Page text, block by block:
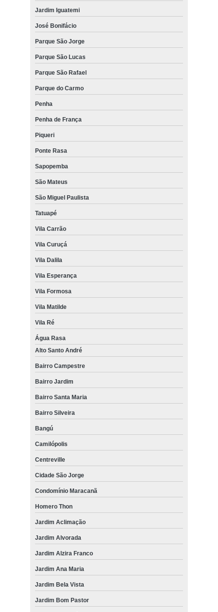
Jardim Iguatemi
José Bonifácio
Parque São Jorge
Parque São Lucas
Parque São Rafael
Parque do Carmo
Penha
Penha de França
Piqueri
Ponte Rasa
Sapopemba
São Mateus
São Miguel Paulista
Tatuapé
Vila Carrão
Vila Curuçá
Vila Dalila
Vila Esperança
Vila Formosa
Vila Matilde
Vila Ré
Água Rasa
Alto Santo André
Bairro Campestre
Bairro Jardim
Bairro Santa Maria
Bairro Silveira
Bangú
Camilópolis
Centreville
Cidade São Jorge
Condomínio Maracanã
Homero Thon
Jardim Aclimação
Jardim Alvorada
Jardim Alzira Franco
Jardim Ana Maria
Jardim Bela Vista
Jardim Bom Pastor